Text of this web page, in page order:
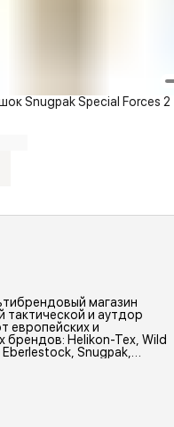
Snugpak Special Forces 2
магазин
тактической и аутдор
европейских и
брендов: Helikon-Tex, Wild
Snugpak,